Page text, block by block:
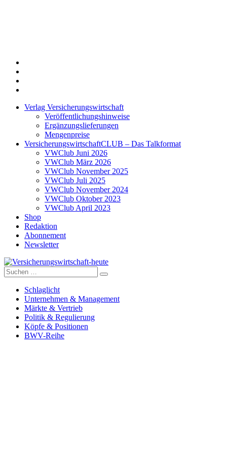
Verlag Versicherungswirtschaft
Veröffentlichungshinweise
Ergänzungslieferungen
Mengenpreise
VersicherungswirtschaftCLUB – Das Talkformat
VWClub Juni 2026
VWClub März 2026
VWClub November 2025
VWClub Juli 2025
VWClub November 2024
VWClub Oktober 2023
VWClub April 2023
Shop
Redaktion
Abonnement
Newsletter
Versicherungswirtschaft-heute
Suche
nach:
Schlaglicht
Unternehmen & Management
Märkte & Vertrieb
Politik & Regulierung
Köpfe & Positionen
BWV-Reihe